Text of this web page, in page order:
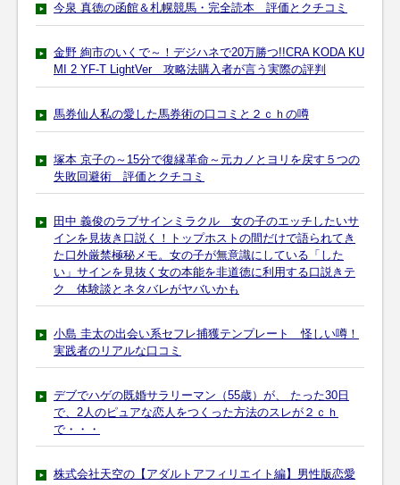
今泉 真徳の函館＆札幌競馬・完全読本 評価とクチコミ
金野 絢市のいくで～！デジハネで20万勝つ!!CRA KODA KU
MI 2 YF-T LightVer 攻略法購入者が言う実際の評判
馬券仙人私の愛した馬券術の口コミと２ｃｈの噂
塚本 京子の～15分で復縁革命～元カノとヨリを戻す５つの
失敗回避術 評価とクチコミ
田中 義俊のラブサインミラクル 女の子のエッチしたいサ
インを見抜き口説く！トップホストの間だけで語られてき
た口外厳禁極秘メモ。女の子が無意識にしている「した
い」サインを見抜く女の本能を非道徳に利用する口説きテ
ク 体験談とネタバレがヤバいかも
小島 圭太の出会い系セフレ捕獲テンプレート 怪しい噂！
実践者のリアルな口コミ
デブでハゲの既婚サラリーマン（55歳）が、 たった30日
で、2人のピュアな恋人をつくった方法のスレが２ｃｈ
で・・・
株式会社天空の【アダルトアフィリエイト編】男性版恋愛